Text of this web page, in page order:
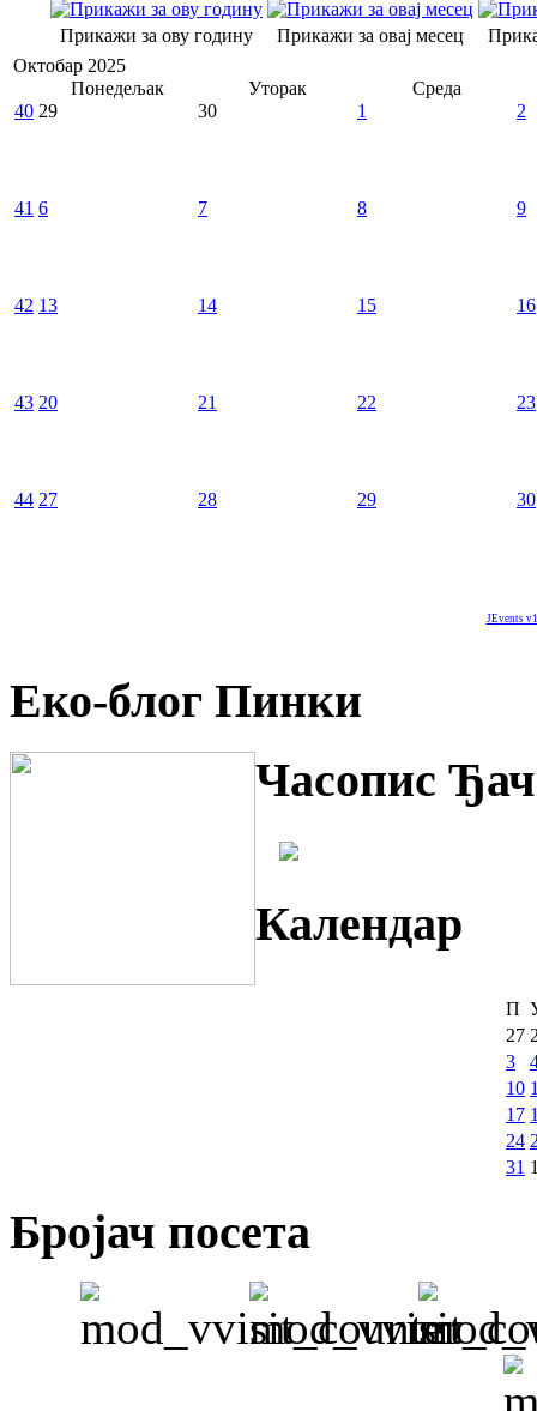
Прикажи за ову годину Прикажи за овај месец
Октобар 2025
Понедељак
Уторак
Среда
40 29 30 1 2
41 6 7 8 9
42 13 14 15 16
43 20 21 22 23
44 27 28 29 30
JEvents
Еко-блог Пинки
Часопис
Календар
П
27
3
10
17
24
31
Бројач посета